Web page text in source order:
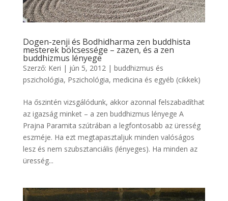
Dogen-zenji és Bodhidharma zen buddhista
mesterek bölcsessége – zazen, és a zen
buddhizmus lényege
Szerző: Keri | jún 5, 2012 | buddhizmus és
pszichológia, Pszichológia, medicina és egyéb (cikkek)
Ha őszintén vizsgálódunk, akkor azonnal felszabadíthat
az igazság minket – a zen buddhizmus lényege A
Prajna Paramita szútrában a legfontosabb az üresség
eszméje. Ha ezt megtapasztaljuk minden valóságos
lesz és nem szubsztanciális (lényeges). Ha minden az
üresség...